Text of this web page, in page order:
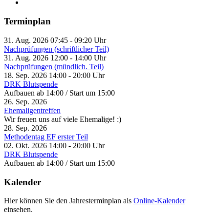
Terminplan
31. Aug. 2026 07:45 - 09:20 Uhr
Nachprüfungen (schriftlicher Teil)
31. Aug. 2026 12:00 - 14:00 Uhr
Nachprüfungen (mündlich. Teil)
18. Sep. 2026 14:00 - 20:00 Uhr
DRK Blutspende
Aufbauen ab 14:00 / Start um 15:00
26. Sep. 2026
Ehemaligentreffen
Wir freuen uns auf viele Ehemalige! :)
28. Sep. 2026
Methodentag EF erster Teil
02. Okt. 2026 14:00 - 20:00 Uhr
DRK Blutspende
Aufbauen ab 14:00 / Start um 15:00
Kalender
Hier können Sie den Jahresterminplan als Online-Kalender
einsehen.